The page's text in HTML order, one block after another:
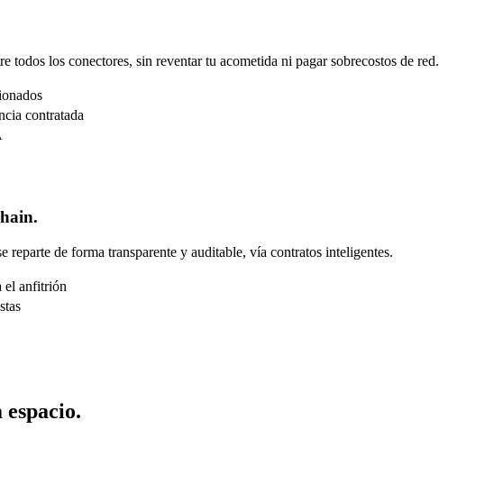
todos los conectores, sin reventar tu acometida ni pagar sobrecostos de red.
contratada
reparte de forma transparente y auditable, vía contratos inteligentes.
el anfitrión